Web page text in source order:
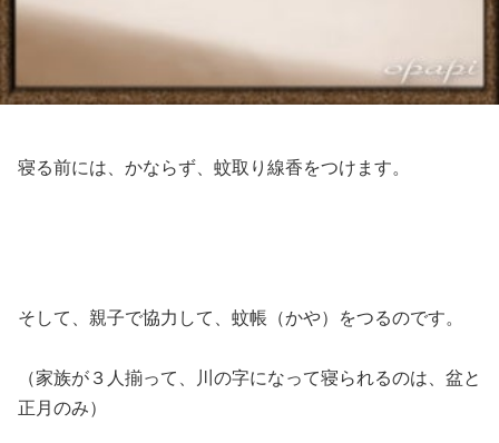
寝る前には、かならず、蚊取り線香をつけます。
そして、親子で協力して、蚊帳（かや）をつるのです。
（家族が３人揃って、川の字になって寝られるのは、盆と
正月のみ）